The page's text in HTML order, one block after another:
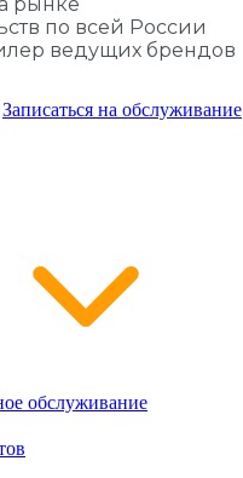
по всей России
ведущих брендов
Записаться на обслуживание
обслуживание